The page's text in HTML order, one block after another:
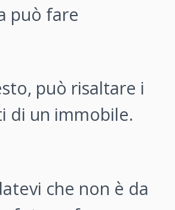
può fare
può risaltare i
di un immobile.
che non è da